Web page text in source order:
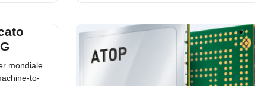
mondiale
to-